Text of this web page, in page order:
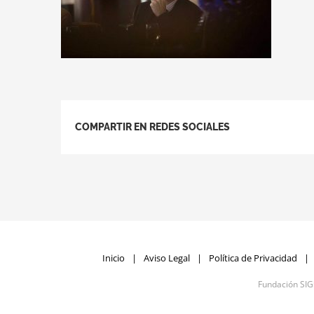
COMPARTIR EN REDES SOCIALES
Inicio Aviso Legal Política de Privacidad
Fundación